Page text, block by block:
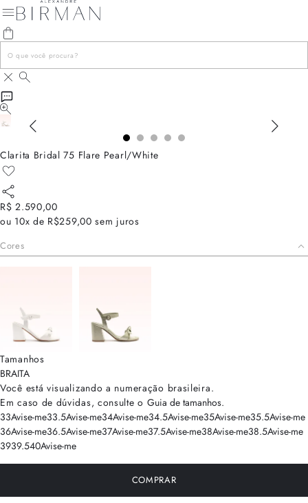
Clarita Bridal 75 Flare Pearl/White
R$ 2.590,00
ou 10x de R$259,00 sem juros
Cores
Tamanhos
BRAITA
Você está visualizando a numeração brasileira.
Em caso de dúvidas, consulte o Guia de tamanhos.
33Avise-me33.5Avise-me34Avise-me34.5Avise-me35Avise-me35.5Avise-me
36Avise-me36.5Avise-me37Avise-me37.5Avise-me38Avise-me38.5Avise-me
3939.540Avise-me
COMPRAR